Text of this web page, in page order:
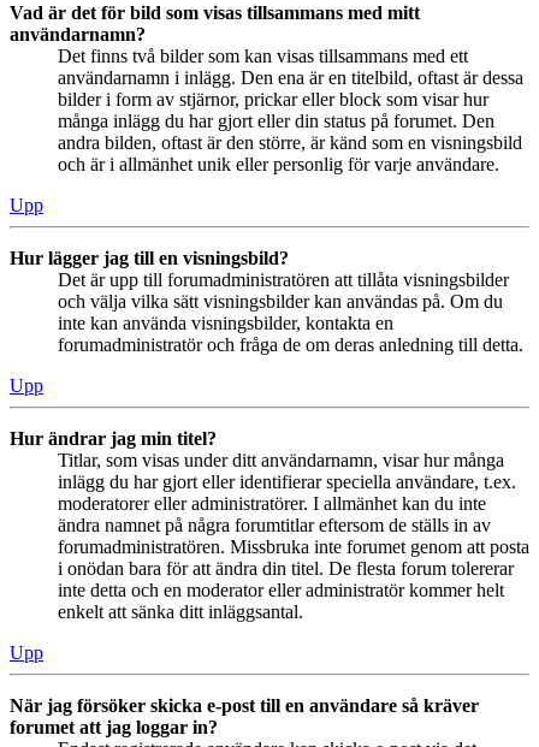
Vad är det för bild som visas tillsammans med mitt
användarnamn?
Det finns två bilder som kan visas tillsammans med ett
användarnamn i inlägg. Den ena är en titelbild, oftast är dessa
bilder i form av stjärnor, prickar eller block som visar hur
många inlägg du har gjort eller din status på forumet. Den
andra bilden, oftast är den större, är känd som en visningsbild
och är i allmänhet unik eller personlig för varje användare.
Upp
Hur lägger jag till en visningsbild?
Det är upp till forumadministratören att tillåta visningsbilder
och välja vilka sätt visningsbilder kan användas på. Om du
inte kan använda visningsbilder, kontakta en
forumadministratör och fråga de om deras anledning till detta.
Upp
Hur ändrar jag min titel?
Titlar, som visas under ditt användarnamn, visar hur många
inlägg du har gjort eller identifierar speciella användare, t.ex.
moderatorer eller administratörer. I allmänhet kan du inte
ändra namnet på några forumtitlar eftersom de ställs in av
forumadministratören. Missbruka inte forumet genom att posta
i onödan bara för att ändra din titel. De flesta forum tolererar
inte detta och en moderator eller administratör kommer helt
enkelt att sänka ditt inläggsantal.
Upp
När jag försöker skicka e-post till en användare så kräver
forumet att jag loggar in?